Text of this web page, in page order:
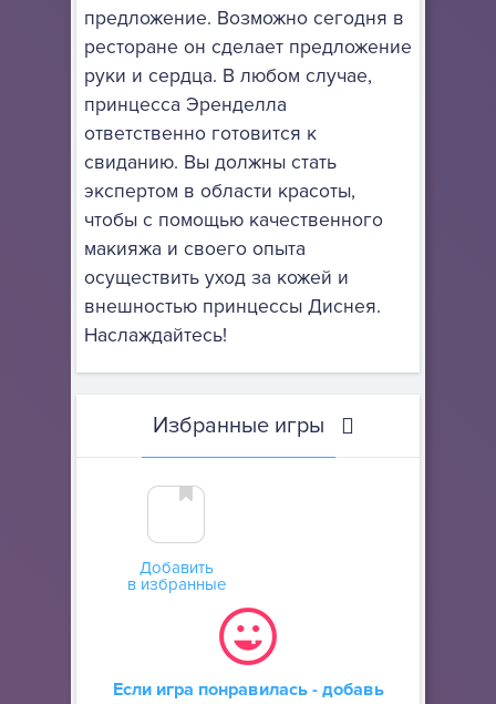
предложение. Возможно сегодня в
ресторане он сделает предложение
руки и сердца. В любом случае,
принцесса Эренделла
ответственно готовится к
свиданию. Вы должны стать
экспертом в области красоты,
чтобы с помощью качественного
макияжа и своего опыта
осуществить уход за кожей и
внешностью принцессы Диснея.
Наслаждайтесь!
Избранные игры
Добавить
в избранные
Если игра понравилась - добавь